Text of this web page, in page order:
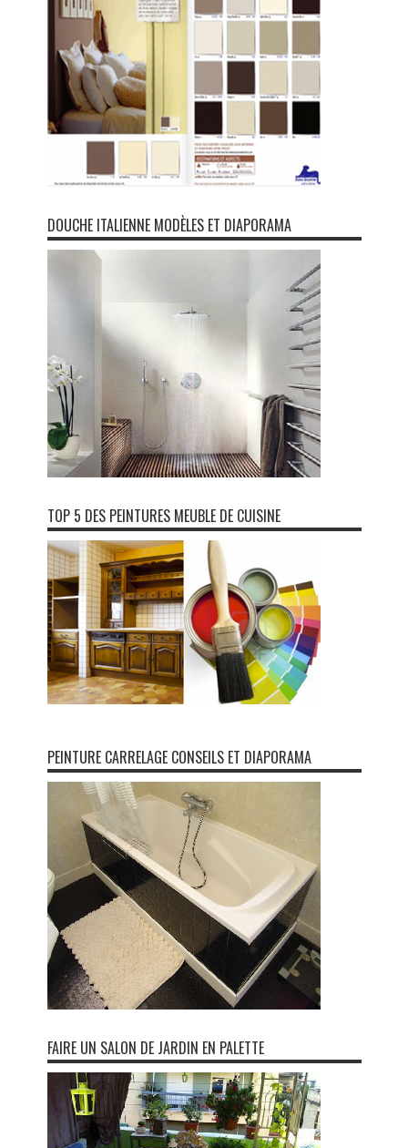
DOUCHE ITALIENNE MODÈLES ET DIAPORAMA
TOP 5 DES PEINTURES MEUBLE DE CUISINE
PEINTURE CARRELAGE CONSEILS ET DIAPORAMA
FAIRE UN SALON DE JARDIN EN PALETTE